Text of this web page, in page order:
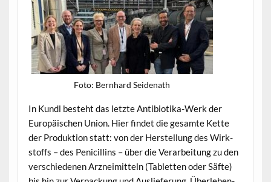
Foto: Bern­hard Seidenath
In Kundl beste­ht das let­zte Antibi­oti­ka-Werk der
Europäis­chen Union. Hier find­et die gesamte Kette
der Pro­duk­tion statt: von der Her­stel­lung des Wirk­
stoffs – des Peni­cillins – über die Ver­ar­beitung zu den
ver­schiede­nen Arzneimit­teln (Tablet­ten oder Säfte)